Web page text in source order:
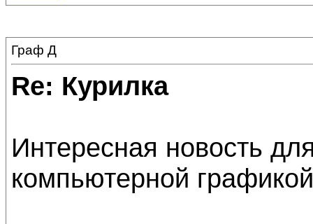
Граф Д
Re: Курилка
Интересная новость
компьютерной